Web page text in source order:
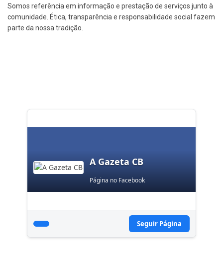
Somos referência em informação e prestação de serviços junto à
comunidade. Ética, transparência e responsabilidade social fazem
parte da nossa tradição.
A Gazeta CB
Página no Facebook
Seguir Página